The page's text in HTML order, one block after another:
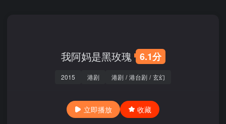
我阿妈是黑玫瑰 6.1分
2015 港剧 港剧 / 港台剧 / 玄幻
立即播放 收藏